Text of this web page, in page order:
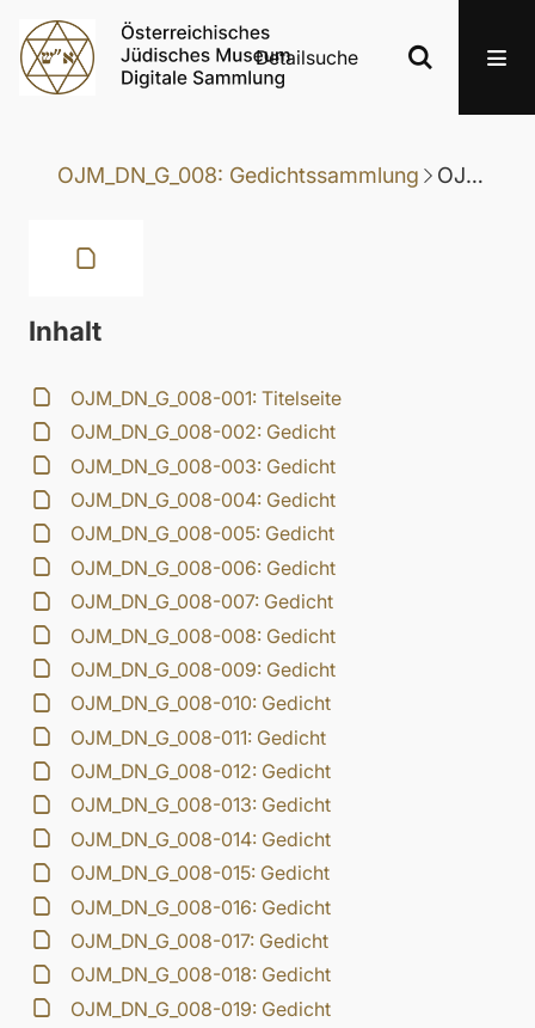
Detailsuche
OJM_DN_G_008: Gedichtssammlung OJM_DN_G_008-046: Gedicht
Inhalt
OJM_DN_G_008-001: Titelseite
OJM_DN_G_008-002: Gedicht
OJM_DN_G_008-003: Gedicht
OJM_DN_G_008-004: Gedicht
OJM_DN_G_008-005: Gedicht
OJM_DN_G_008-006: Gedicht
OJM_DN_G_008-007: Gedicht
OJM_DN_G_008-008: Gedicht
OJM_DN_G_008-009: Gedicht
OJM_DN_G_008-010: Gedicht
OJM_DN_G_008-011: Gedicht
OJM_DN_G_008-012: Gedicht
OJM_DN_G_008-013: Gedicht
OJM_DN_G_008-014: Gedicht
OJM_DN_G_008-015: Gedicht
OJM_DN_G_008-016: Gedicht
OJM_DN_G_008-017: Gedicht
OJM_DN_G_008-018: Gedicht
OJM_DN_G_008-019: Gedicht